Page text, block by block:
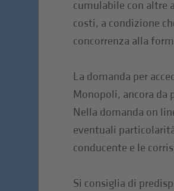
cumulabile con altre
costi, a condizione
concorrenza alla
La domanda per
Monopoli, ancora da
Nella domanda on
eventuali
conducente e le
Si consiglia di